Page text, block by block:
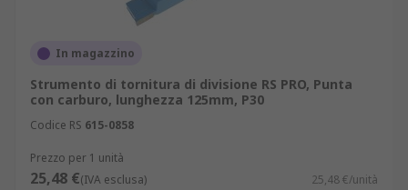
Barre di alesaggio
In magazzino
Strumento di tornitura di divisione RS PRO, Punta
con carburo, lunghezza 125mm, P30
Codice RS 615-0858
Prezzo per 1 unità
25,48 €(IVA esclusa) 25,48 €/unità